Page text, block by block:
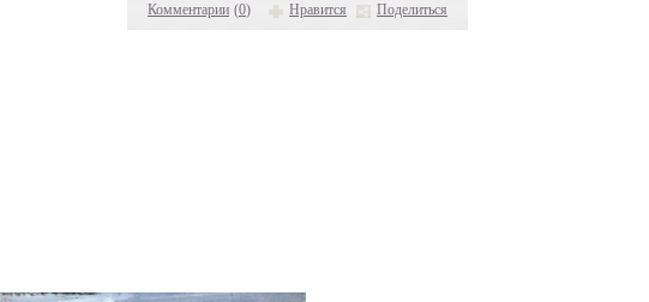
Комментарии (0) Нравится Поделиться